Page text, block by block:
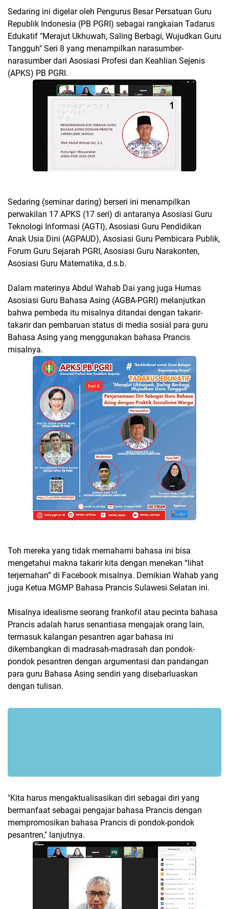
Sedaring ini digelar oleh Pengurus Besar Persatuan Guru
Republik Indonesia (PB PGRI) sebagai rangkaian Tadarus
Edukatif "Merajut Ukhuwah, Saling Berbagi, Wujudkan Guru
Tangguh" Seri 8 yang menampilkan narasumber-
narasumber dari Asosiasi Profesi dan Keahlian Sejenis
(APKS) PB PGRI.
Sedaring (seminar daring) berseri ini menampilkan
perwakilan 17 APKS (17 seri) di antaranya Asosiasi Guru
Teknologi Informasi (AGTI), Asosiasi Guru Pendidikan
Anak Usia Dini (AGPAUD), Asosiasi Guru Pembicara Publik,
Forum Guru Sejarah PGRI, Asosiasi Guru Narakonten,
Asosiasi Guru Matematika, d.s.b.
Dalam materinya Abdul Wahab Dai yang juga Humas
Asosiasi Guru Bahasa Asing (AGBA-PGRI) melanjutkan
bahwa pembeda itu misalnya ditandai dengan takarir-
takarir dan pembaruan status di media sosial para guru
Bahasa Asing yang menggunakan bahasa Prancis
misalnya.
Toh mereka yang tidak memahami bahasa ini bisa
mengetahui makna takarir kita dengan menekan “lihat
terjemahan” di Facebook misalnya. Demikian Wahab yang
juga Ketua MGMP Bahasa Prancis Sulawesi Selatan ini.
Misalnya idealisme seorang frankofil atau pecinta bahasa
Prancis adalah harus senantiasa mengajak orang lain,
termasuk kalangan pesantren agar bahasa ini
dikembangkan di madrasah-madrasah dan pondok-
pondok pesantren dengan argumentasi dan pandangan
para guru Bahasa Asing sendiri yang disebarluaskan
dengan tulisan.
"Kita harus mengaktualisasikan diri sebagai diri yang
bermanfaat sebagai pengajar bahasa Prancis dengan
mempromosikan bahasa Prancis di pondok-pondok
pesantren," lanjutnya.